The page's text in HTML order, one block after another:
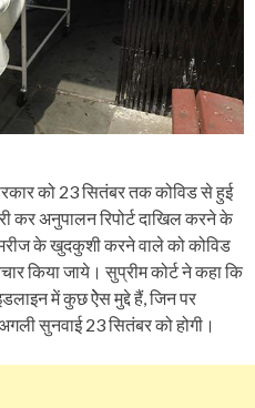
को 23 सितंबर तक कोविड से हुई
कर अनुपालन रिपोर्ट दाखिल करने के
मरीज के खुदकुशी करने वाले को कोविड
किया जाये। सुप्रीम कोर्ट ने कहा कि
में कुछ ऐेस मुद्दे हैं, जिन पर
सुनवाई 23 सितंबर को होगी।